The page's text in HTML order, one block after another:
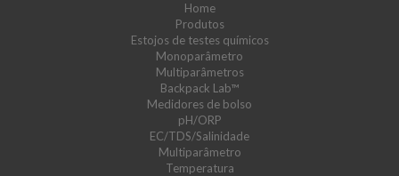
Home
Produtos
Estojos de testes químicos
Monoparâmetro
Multiparâmetros
Backpack Lab™
Medidores de bolso
pH/ORP
EC/TDS/Salinidade
Multiparâmetro
Temperatura